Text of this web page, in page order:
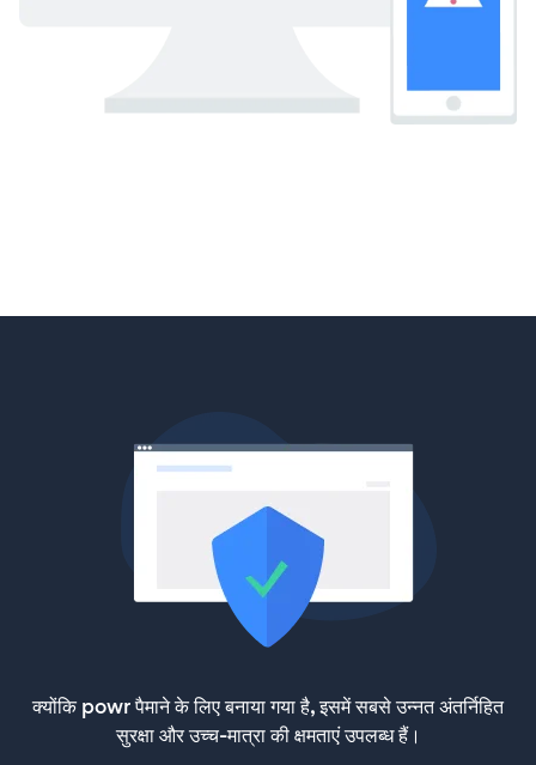
क्योंकि powr पैमाने के लिए बनाया गया है, इसमें सबसे उन्नत अंतर्निहित
सुरक्षा और उच्च-मात्रा की क्षमताएं उपलब्ध हैं।